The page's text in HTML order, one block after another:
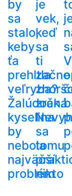
by
sa
stalo,
keby
ťa
prehltla
veľryba?
Žalúdočná
kyselina
by
nebola
najväčší
problém
je
vek,
keď
sa
ti
začne
zrak.
sa
tomu
nikto